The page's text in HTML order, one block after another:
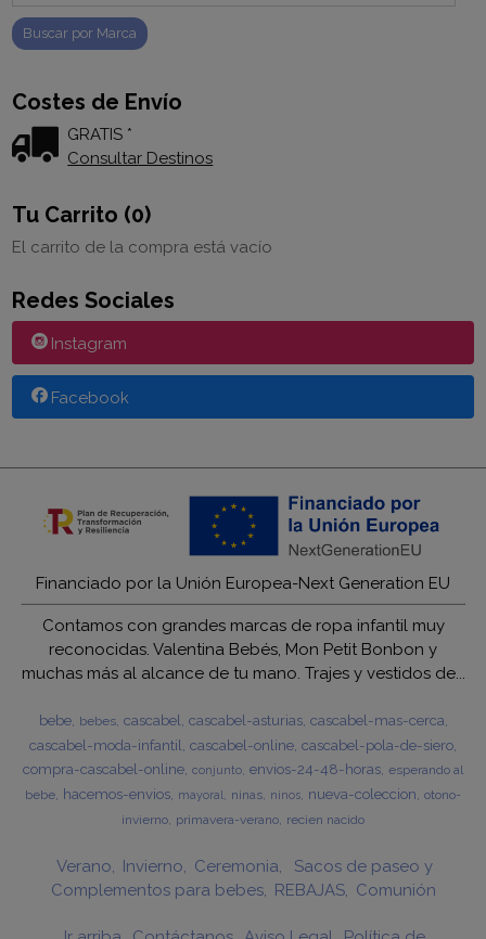
Costes de Envío
GRATIS *
Consultar Destinos
Tu Carrito (0)
El carrito de la compra está vacío
Redes Sociales
Instagram
Facebook
Financiado por la Unión Europea-Next Generation EU
Contamos con grandes marcas de ropa infantil muy
reconocidas. Valentina Bebés, Mon Petit Bonbon y
muchas más al alcance de tu mano. Trajes y vestidos de...
bebe bebes cascabel cascabel-asturias cascabel-mas-cerca
cascabel-moda-infantil cascabel-online cascabel-pola-de-siero
compra-cascabel-online conjunto envios-24-48-horas esperando al
bebe hacemos-envios mayoral ninas ninos nueva-coleccion otono-
invierno primavera-verano recien nacido
Verano Invierno Ceremonia
Sacos de paseo y
Complementos para bebes
REBAJAS Comunión